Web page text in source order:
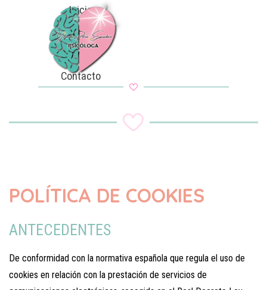
Saltar menú
Inicio
Sobre mi
Servicios
Contacto
POLÍTICA DE COOKIES
ANTECEDENTES
De conformidad con la normativa española que regula el uso de
cookies en relación con la prestación de servicios de